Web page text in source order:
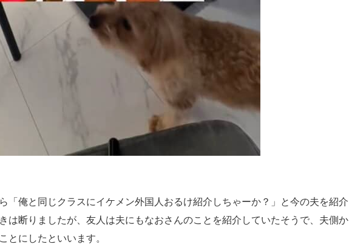
「俺と同じクラスにイケメン外国人おるけ紹介しちゃーか？」と今の夫を紹介
は断りましたが、友人は夫にもなおさんのことを紹介していたそうで、夫側か
とにしたといいます。